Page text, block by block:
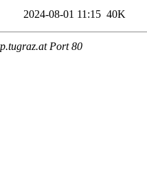
2024-08-01 11:15 40K
Port 80